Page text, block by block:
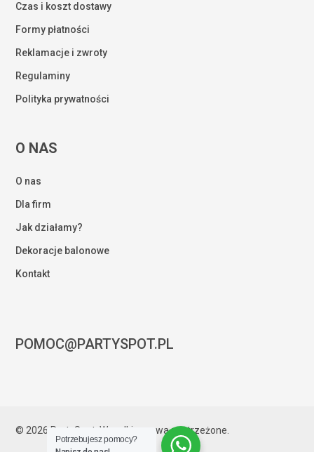
ZOBACZ KOSZYK
Czas i koszt dostawy
Formy płatności
Reklamacje i zwroty
Regulaminy
Polityka prywatności
O NAS
O nas
Dla firm
Jak działamy?
Dekoracje balonowe
Kontakt
POMOC@PARTYSPOT.PL
© 2026 PartySpot. Wszelkie prawa zastrzeżone.
Potrzebujesz pomocy?